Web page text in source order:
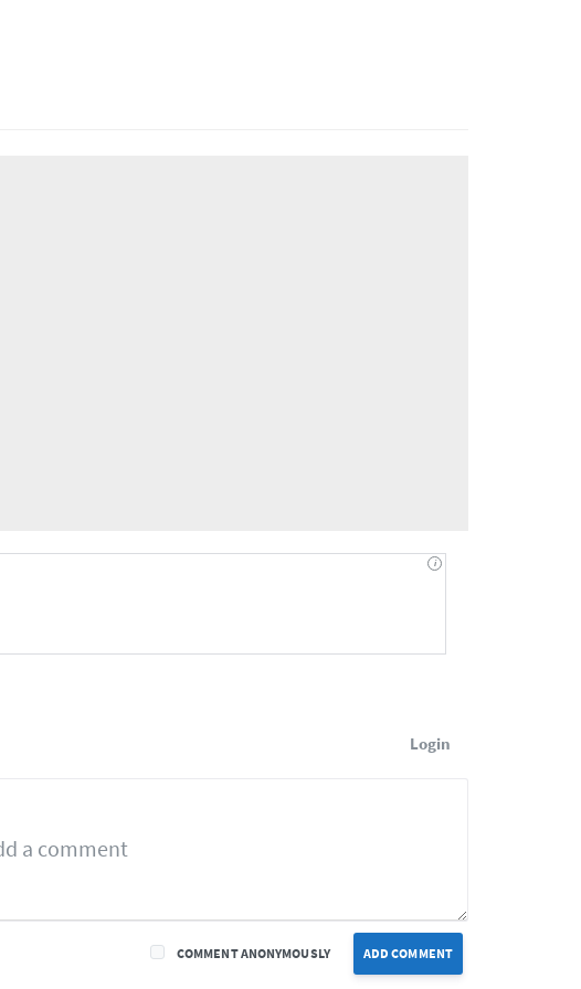
Login
ADD COMMENT
COMMENT ANONYMOUSLY